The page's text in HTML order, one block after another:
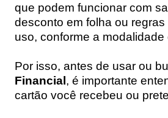
que podem funcionar com
desconto em folha ou
uso, conforme a modalidade
Por isso, antes de usar ou
Financial, é importante
cartão você recebeu ou